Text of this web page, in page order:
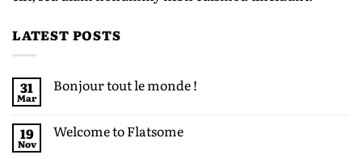
LATEST POSTS
31
Mar
Bonjour tout le monde !
19
Nov
Welcome to Flatsome